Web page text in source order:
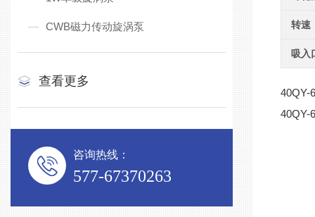
CWB磁力传动旋涡泵
查看更多
咨询热线：
577-67370263
转速
吸入
40QY-
40QY-